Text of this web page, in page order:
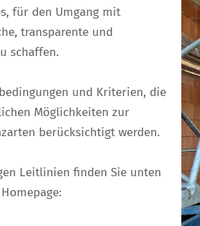
für den Umgang mit
transparente und
schaffen.
und Kriterien, die
Möglichkeiten zur
berücksichtigt werden.
Leitlinien finden Sie unten